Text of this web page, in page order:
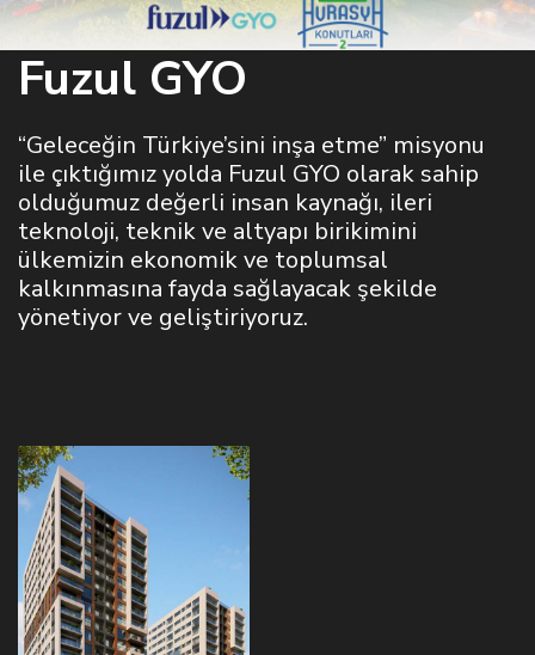
Fuzul GYO
“Geleceğin Türkiye’sini inşa etme” misyonu
ile çıktığımız yolda Fuzul GYO olarak sahip
olduğumuz değerli insan kaynağı, ileri
teknoloji, teknik ve altyapı birikimini
ülkemizin ekonomik ve toplumsal
kalkınmasına fayda sağlayacak şekilde
yönetiyor ve geliştiriyoruz.